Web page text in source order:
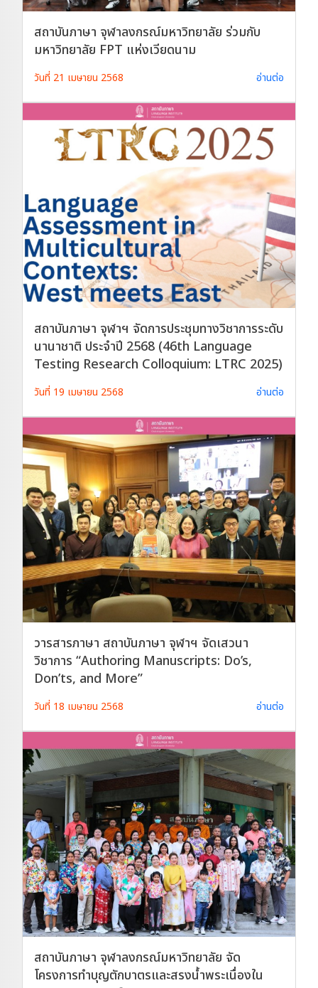
สถาบันภาษา จุฬาลงกรณ์มหาวิทยาลัย ร่วมกับ
มหาวิทยาลัย FPT แห่งเวียดนาม
วันที่ 21 เมษายน 2568 อ่านต่อ
สถาบันภาษา จุฬาฯ จัดการประชุมทางวิชาการระดับ
นานาชาติ ประจําปี 2568 (46th Language
Testing Research Colloquium: LTRC 2025)
วันที่ 19 เมษายน 2568 อ่านต่อ
วารสารภาษา สถาบันภาษา จุฬาฯ จัดเสวนา
วิชาการ “Authoring Manuscripts: Do’s,
Don’ts, and More”
วันที่ 18 เมษายน 2568 อ่านต่อ
สถาบันภาษา จุฬาลงกรณ์มหาวิทยาลัย จัด
โครงการทำบุญตักบาตรและสรงน้ำพระเนื่องใน